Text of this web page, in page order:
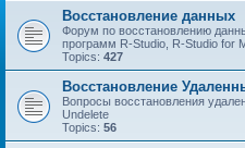
Восстановление данных
Форум по восстановлению
программ R-Studio, R-Studio for
Topics: 427
Восстановление
Вопросы восстановления
Undelete
Topics: 56